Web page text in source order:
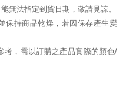
無法指定到貨日期，敬請見諒。
保持商品乾燥，若因保存產生變
考，需以訂購之產品實際的顏色/